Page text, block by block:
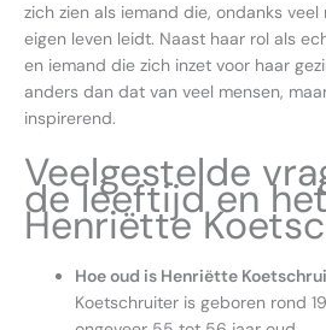
zich zien als iemand die, ondanks
eigen leven leidt. Naast haar rol als
en iemand die zich inzet voor haar
anders dan dat van veel mensen,
inspirerend.
Veelgestelde
de leeftijd en
Henriëtte
Hoe oud is Henriëtte
Koetschruiter is geboren rond